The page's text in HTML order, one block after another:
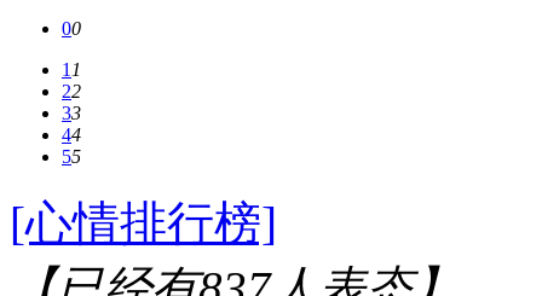
00
11
22
33
44
55
[心情排行榜]